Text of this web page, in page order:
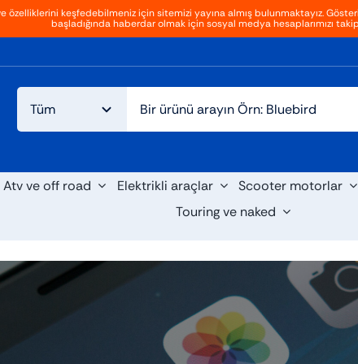
özelliklerini keşfedebilmeniz için sitemizi yayına almış bulunmaktayız.
başladığında haberdar olmak için sosyal medya hesaplarımızı
Atv ve off road Elektrikli araçlar Scooter motorlar
scooter Cruiser
Touring ve naked